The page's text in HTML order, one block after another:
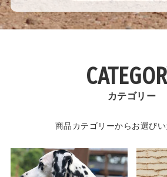
カテゴリー
商品カテゴリーからお選び